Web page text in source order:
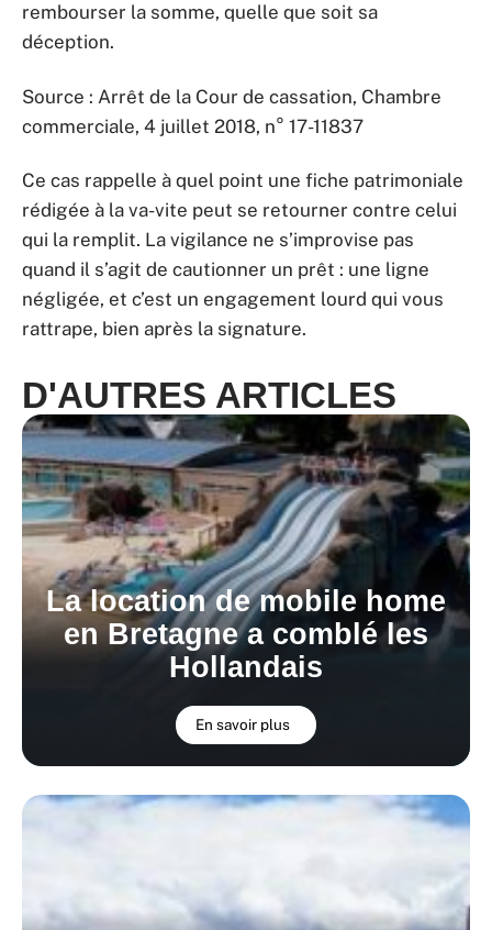
rembourser la somme, quelle que soit sa
déception.
Source : Arrêt de la Cour de cassation, Chambre
commerciale, 4 juillet 2018, n° 17-11837
Ce cas rappelle à quel point une fiche patrimoniale
rédigée à la va-vite peut se retourner contre celui
qui la remplit. La vigilance ne s’improvise pas
quand il s’agit de cautionner un prêt : une ligne
négligée, et c’est un engagement lourd qui vous
rattrape, bien après la signature.
D'AUTRES ARTICLES
La location de mobile home
en Bretagne a comblé les
Hollandais
En savoir plus